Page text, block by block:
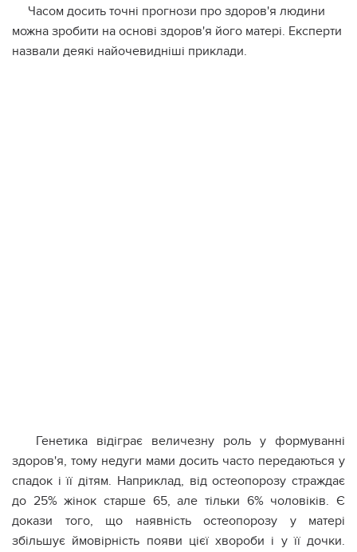
Часом досить точні прогнози про здоров'я людини
можна зробити на основі здоров'я його матері. Експерти
назвали деякі найочевидніші приклади.
Генетика відіграє величезну роль у формуванні
здоров'я, тому недуги мами досить часто передаються у
спадок і її дітям. Наприклад, від остеопорозу страждає
до 25% жінок старше 65, але тільки 6% чоловіків. Є
докази того, що наявність остеопорозу у матері
збільшує ймовірність появи цієї хвороби і у її дочки.